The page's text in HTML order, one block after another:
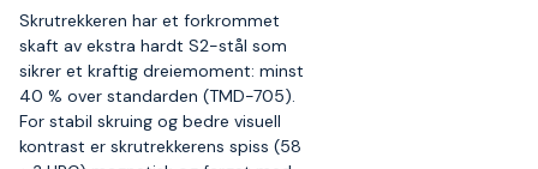
Skrutrekkeren har et forkrommet
skaft av ekstra hardt S2-stål som
sikrer et kraftig dreiemoment: minst
40 % over standarden (TMD-705).
For stabil skruing og bedre visuell
kontrast er skrutrekkerens spiss (58